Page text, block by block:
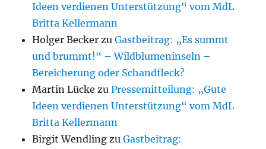
Ideen verdienen Unterstützung“ vom MdL
Britta Kellermann
Holger Becker zuGastbeitrag: „Es summt
und brummt!“ – Wildblumeninseln –
Bereicherung oder Schandfleck?
Martin Lücke zuPressemitteilung: „Gute
Ideen verdienen Unterstützung“ vom MdL
Britta Kellermann
Birgit Wendling zuGastbeitrag: